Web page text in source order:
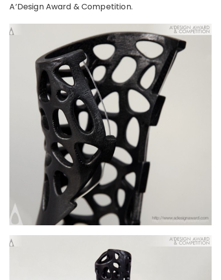
A’Design Award & Competition.